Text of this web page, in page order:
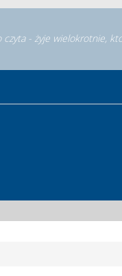
czyta - żyje wielokrotnie,